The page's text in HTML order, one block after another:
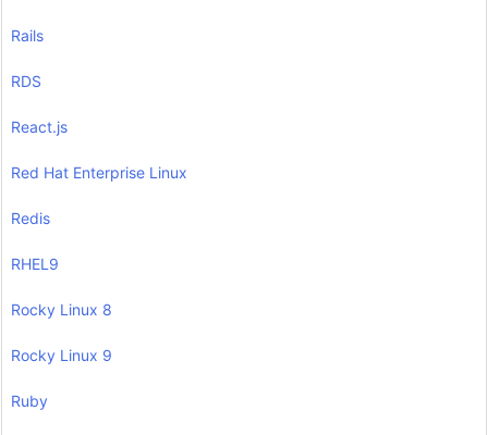
Rails
RDS
React.js
Red Hat Enterprise Linux
Redis
RHEL9
Rocky Linux 8
Rocky Linux 9
Ruby